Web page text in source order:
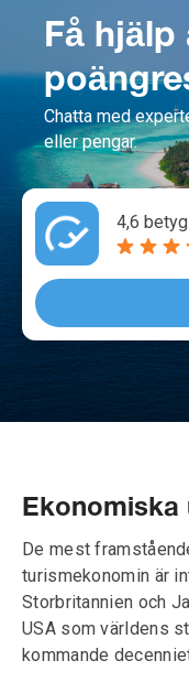
Få
Chatta med
eller pengar.
4,6
Ekonomiska
De mest
turismekonomin är
Storbritannien och
USA som världens
kommande